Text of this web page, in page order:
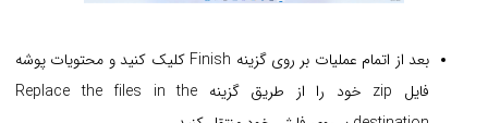
بعد از اتمام عملیات بر روی گزینه Finish کلیک کنید و محتویات پوشه
فایل zip خود را از طریق گزینه Replace the files in the